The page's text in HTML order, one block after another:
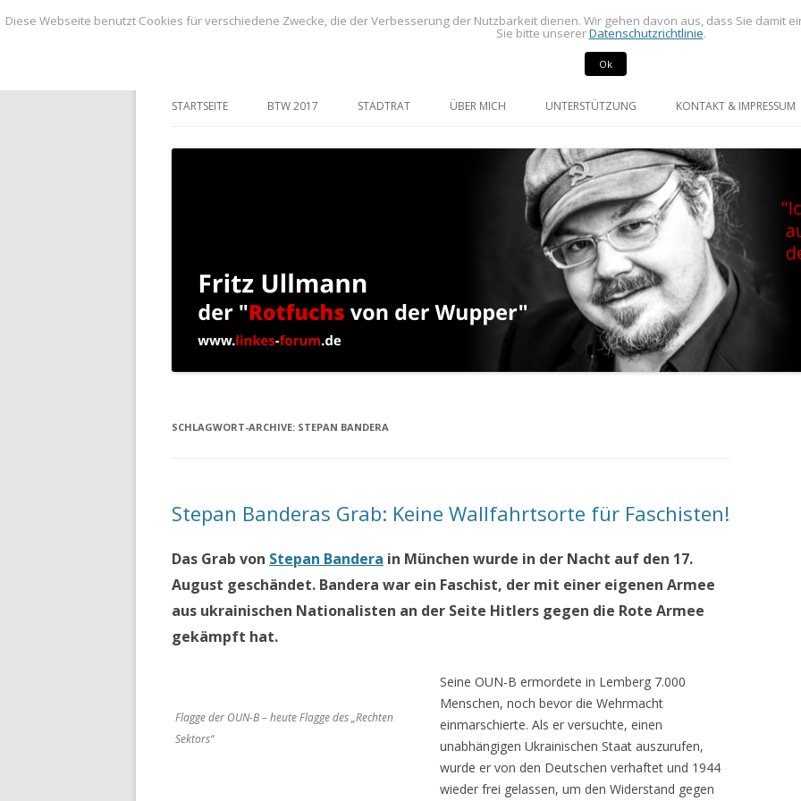
BLOG von Fritz Ullmann, linker Stadtverordneter im Rat der Stadt Radevormwald
zum
STARTSEITE BTW 2017 STADTRAT ÜBER MICH UNTERSTÜTZUNG KONTAKT & IMPRESSUM
SCHLAGWORT-ARCHIVE: STEPAN BANDERA
Stepan Banderas Grab: Keine Wallfahrtsorte für Faschisten!
Das Grab von Stepan Bandera in München wurde in der Nacht auf den 17.
August geschändet. Bandera war ein Faschist, der mit einer eigenen Armee
aus ukrainischen Nationalisten an der Seite Hitlers gegen die Rote Armee
gekämpft hat.
Flagge der OUN-B – heute Flagge des „Rechten
Sektors“
Seine OUN-B ermordete in Lemberg 7.000
Menschen, noch bevor die Wehrmacht
einmarschierte. Als er versuchte, einen
unabhängigen Ukrainischen Staat auszurufen,
wurde er von den Deutschen verhaftet und 1944
wieder frei gelassen, um den Widerstand gegen
Diese Webseite benutzt Cookies für verschiedene Zwecke, die der Verbesserung der Nutzbarkeit dienen. Wir gehen davon aus, dass Sie damit
Sie bitte unsererDatenschutzrichtlinie.
Ok